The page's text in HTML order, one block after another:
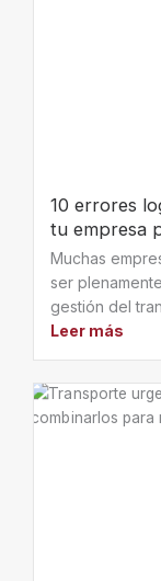
10 errores
tu empresa
Muchas
ser
gestión del
Leer más